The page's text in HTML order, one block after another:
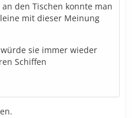
den Tischen konnte man
mit dieser Meinung
sie immer wieder
Schiffen